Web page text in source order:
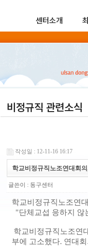
센터소개
비정규직 관련소식
작성일 : 12-11-16 16:17
학교비정규직노조연대회
글쓴이 : 동구센터
학교비정규직노조연
"단체교섭 응하지
학교비정규직노조연
부에 고소했다. 연대